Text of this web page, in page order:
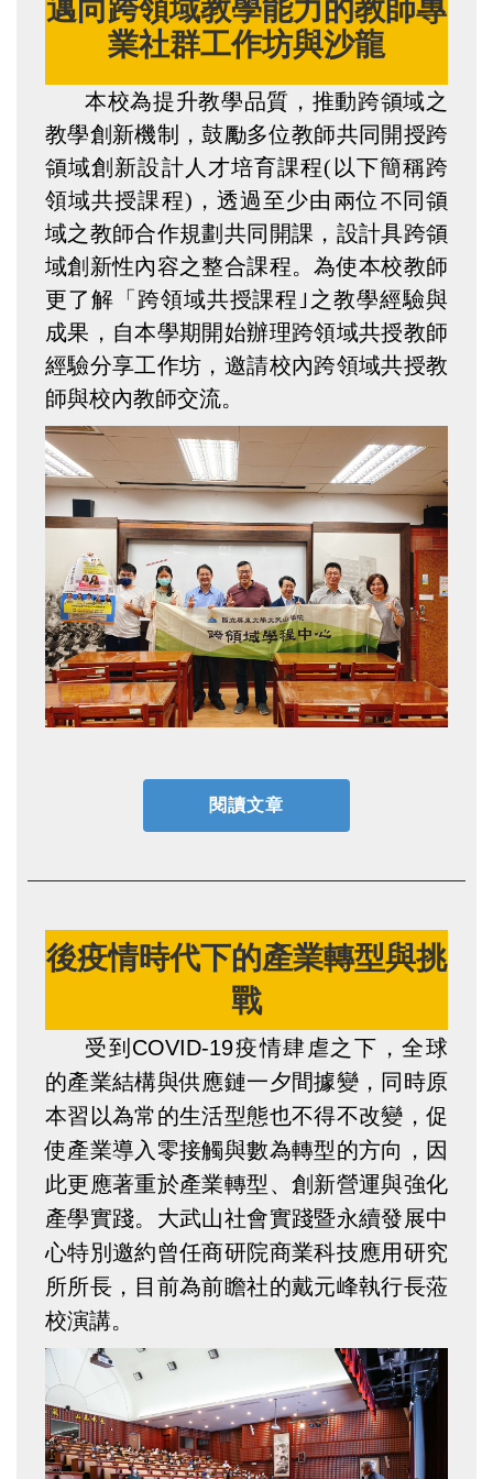
邁向跨領域教學能力的教師專
業社群工作坊與沙龍
本校為提升教學品質，推動跨領域之
教學創新機制，鼓勵多位教師共同開授跨
領域創新設計人才培育課程(以下簡稱跨
領域共授課程)，透過至少由兩位不同領
域之教師合作規劃共同開課，設計具跨領
域創新性內容之整合課程。為使本校教師
更了解「跨領域共授課程｣之教學經驗與
成果，自本學期開始辦理跨領域共授教師
經驗分享工作坊，邀請校內跨領域共授教
師與校內教師交流。
閱讀文章
後疫情時代下的產業轉型與挑
戰
受到COVID-19疫情肆虐之下，全球
的產業結構與供應鏈一夕間據變，同時原
本習以為常的生活型態也不得不改變，促
使產業導入零接觸與數為轉型的方向，因
此更應著重於產業轉型、創新營運與強化
產學實踐。大武山社會實踐暨永續發展中
心特別邀約曾任商研院商業科技應用研究
所所長，目前為前瞻社的戴元峰執行長蒞
校演講。